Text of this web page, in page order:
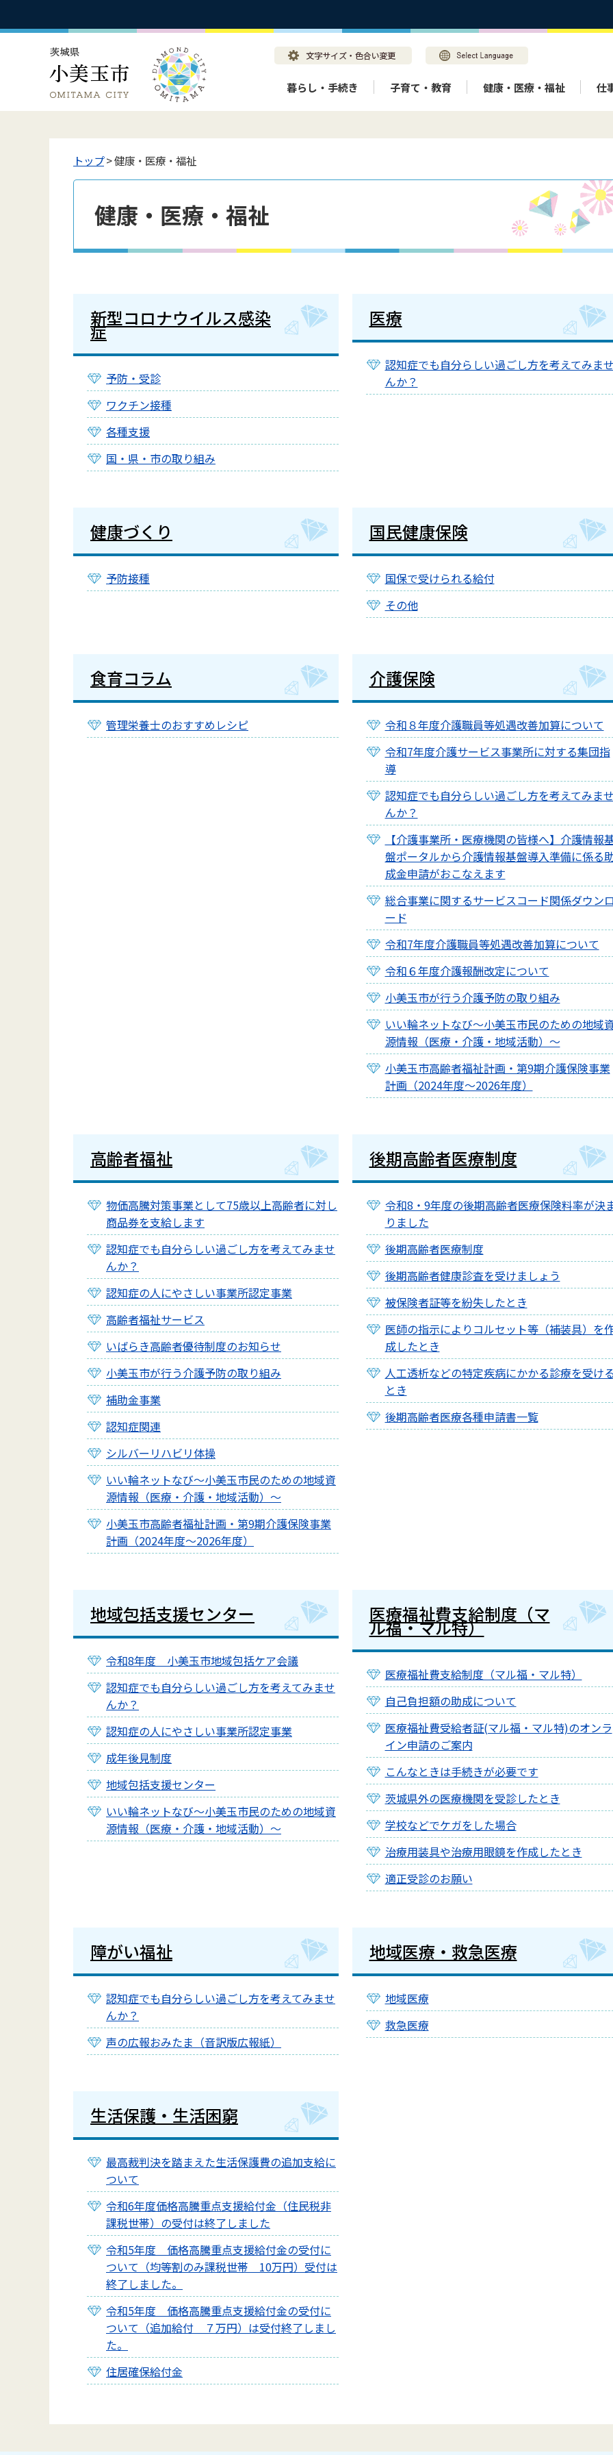
暮らし・手続き 子育て・教育 健康・医療・福祉 仕
トップ> 健康・医療・福祉
健康・医療・福祉
新型コロナウイルス感染
症
予防・受診
ワクチン接種
各種支援
国・県・市の取り組み
医療
認知症でも自分らしい過ごし方を考えてみま
んか？
健康づくり
予防接種
国民健康保険
国保で受けられる給付
その他
食育コラム
管理栄養士のおすすめレシピ
介護保険
令和８年度介護職員等処遇改善加算について
令和7年度介護サービス事業所に対する集団指
導
認知症でも自分らしい過ごし方を考えてみま
んか？
【介護事業所・医療機関の皆様へ】介護情報
盤ポータルから介護情報基盤導入準備に係る
成金申請がおこなえます
総合事業に関するサービスコード関係ダウン
ード
令和7年度介護職員等処遇改善加算について
令和６年度介護報酬改定について
小美玉市が行う介護予防の取り組み
いい輪ネットなび～小美玉市民のための地域
源情報（医療・介護・地域活動）～
小美玉市高齢者福祉計画・第9期介護保険事業
計画（2024年度～2026年度）
高齢者福祉
物価高騰対策事業として75歳以上高齢者に対し
商品券を支給します
認知症でも自分らしい過ごし方を考えてみませ
んか？
認知症の人にやさしい事業所認定事業
高齢者福祉サービス
いばらき高齢者優待制度のお知らせ
小美玉市が行う介護予防の取り組み
補助金事業
認知症関連
シルバーリハビリ体操
いい輪ネットなび～小美玉市民のための地域資
源情報（医療・介護・地域活動）～
小美玉市高齢者福祉計画・第9期介護保険事業
計画（2024年度～2026年度）
後期高齢者医療制度
令和8・9年度の後期高齢者医療保険料率が決
りました
後期高齢者医療制度
後期高齢者健康診査を受けましょう
被保険者証等を紛失したとき
医師の指示によりコルセット等（補装具）を
成したとき
人工透析などの特定疾病にかかる診療を受け
とき
後期高齢者医療各種申請書一覧
地域包括支援センター
令和8年度 小美玉市地域包括ケア会議
認知症でも自分らしい過ごし方を考えてみませ
んか？
認知症の人にやさしい事業所認定事業
成年後見制度
地域包括支援センター
いい輪ネットなび～小美玉市民のための地域資
源情報（医療・介護・地域活動）～
医療福祉費支給制度（マ
ル福・マル特）
医療福祉費支給制度（マル福・マル特）
自己負担額の助成について
医療福祉費受給者証(マル福・マル特)のオンラ
イン申請のご案内
こんなときは手続きが必要です
茨城県外の医療機関を受診したとき
学校などでケガをした場合
治療用装具や治療用眼鏡を作成したとき
適正受診のお願い
障がい福祉
認知症でも自分らしい過ごし方を考えてみませ
んか？
声の広報おみたま（音訳版広報紙）
地域医療・救急医療
地域医療
救急医療
生活保護・生活困窮
最高裁判決を踏まえた生活保護費の追加支給に
ついて
令和6年度価格高騰重点支援給付金（住民税非
課税世帯）の受付は終了しました
令和5年度 価格高騰重点支援給付金の受付に
ついて（均等割のみ課税世帯 10万円）受付は
終了しました。
令和5年度 価格高騰重点支援給付金の受付に
ついて（追加給付 ７万円）は受付終了しまし
た。
住居確保給付金